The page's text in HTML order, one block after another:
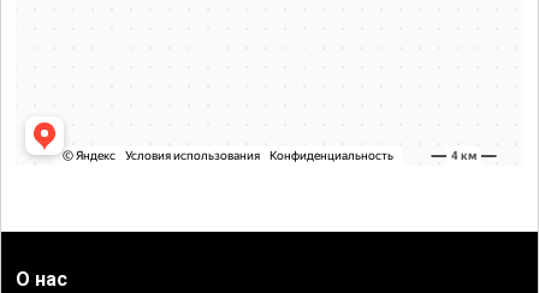
О нас